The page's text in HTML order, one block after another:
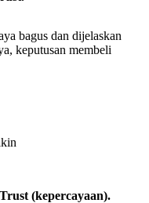
bagus dan dijelaskan
keputusan membeli
Trust (kepercayaan).